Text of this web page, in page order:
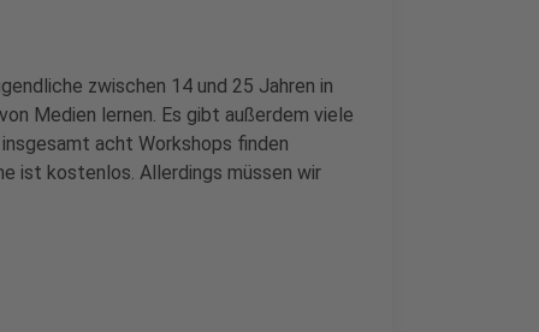
zwischen 14 und 25 Jahren in
Medien lernen. Es gibt außerdem viele
acht Workshops finden
ist kostenlos. Allerdings müssen wir